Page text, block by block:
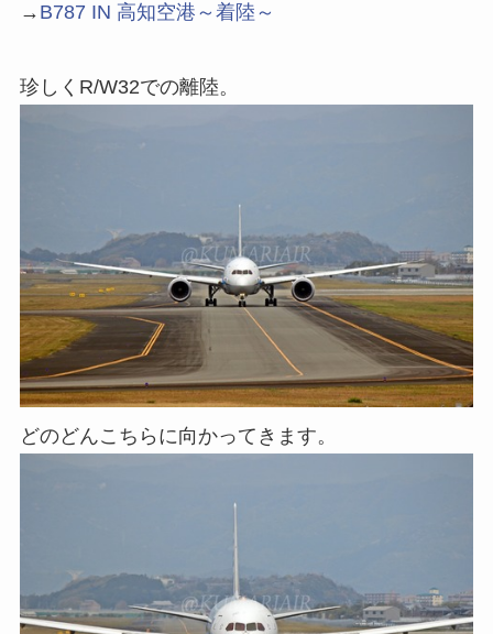
→ B787 IN 高知空港～着陸～
珍しくR/W32での離陸。
どのどんこちらに向かってきます。